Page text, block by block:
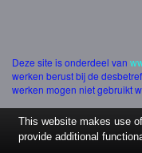
Deze site is onderdeel van
werken berust bij de
werken mogen niet gebruikt
This website makes use
provide additional